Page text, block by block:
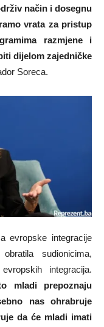
način i dosegnu
vrata za pristup
razmjene i
dijelom zajedničke
Soreca.
evropske integracije
sudionicima,
integracija.
mladi prepoznaju
nas ohrabruje
da će mladi imati